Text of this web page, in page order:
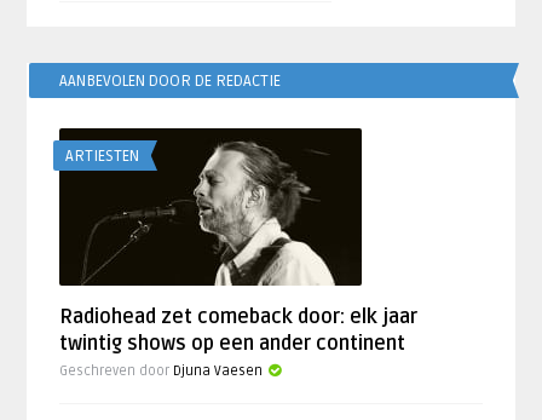
AANBEVOLEN DOOR DE REDACTIE
ARTIESTEN
Radiohead zet comeback door: elk jaar
twintig shows op een ander continent
Geschreven door Djuna Vaesen